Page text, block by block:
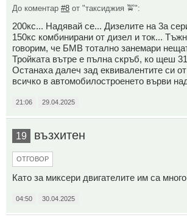
До коментар #8 от "таксиджия 🚖":
200кс... Надявай се... Дизелите на 3а
150кс комбинирани от дизел и ток...
говорим, че БМВ тотално занемари
Тройката вътре е пълна скръб, ко щеш
Останаха далеч зад еквивалентите си
всичко в автомобилостроенето върви
21:06 29.04.2025
19 възхитен
ОТГОВОР
Като за миксери двигателите им са
04:50 30.04.2025